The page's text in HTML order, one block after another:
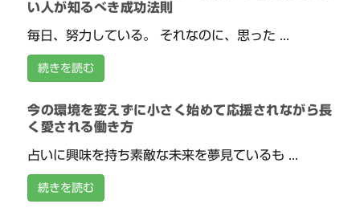
い人が知るべき成功法則
毎日、努力している。 それなのに、思った ...
続きを読む
今の環境を変えずに小さく始めて応援されながら長
く愛される働き方
占いに興味を持ち素敵な未来を夢見ているも ...
続きを読む